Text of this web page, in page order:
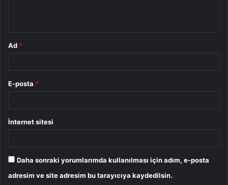
Ad *
E-posta *
İnternet sitesi
Daha sonraki yorumlarımda kullanılması için adım, e-posta
adresim ve site adresim bu tarayıcıya kaydedilsin.